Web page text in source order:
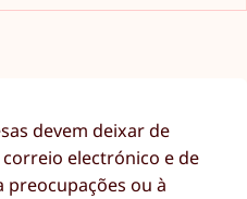
devem deixar de
electrónico e de
preocupações ou à